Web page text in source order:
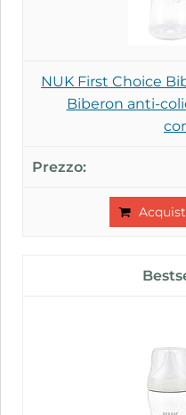
NUK First Choice
Biberon anti-